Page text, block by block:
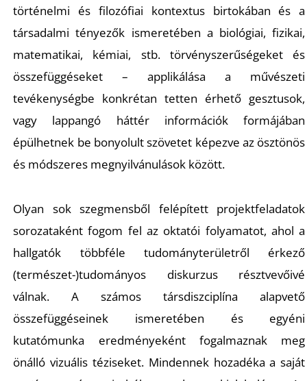
történelmi és filozófiai kontextus birtokában és a
társadalmi tényezők ismeretében a biológiai, fizikai,
matematikai, kémiai, stb. törvényszerűségeket és
összefüggéseket – applikálása a művészeti
tevékenységbe konkrétan tetten érhető gesztusok,
vagy lappangó háttér információk formájában
épülhetnek be bonyolult szövetet képezve az ösztönös
és módszeres megnyilvánulások között.
Olyan sok szegmensből felépített projektfeladatok
sorozataként fogom fel az oktatói folyamatot, ahol a
hallgatók többféle tudományterületről érkező
(természet-)tudományos diskurzus résztvevőivé
válnak. A számos társdiszciplína alapvető
összefüggéseinek ismeretében és egyéni
kutatómunka eredményeként fogalmaznak meg
önálló vizuális téziseket. Mindennek hozadéka a saját